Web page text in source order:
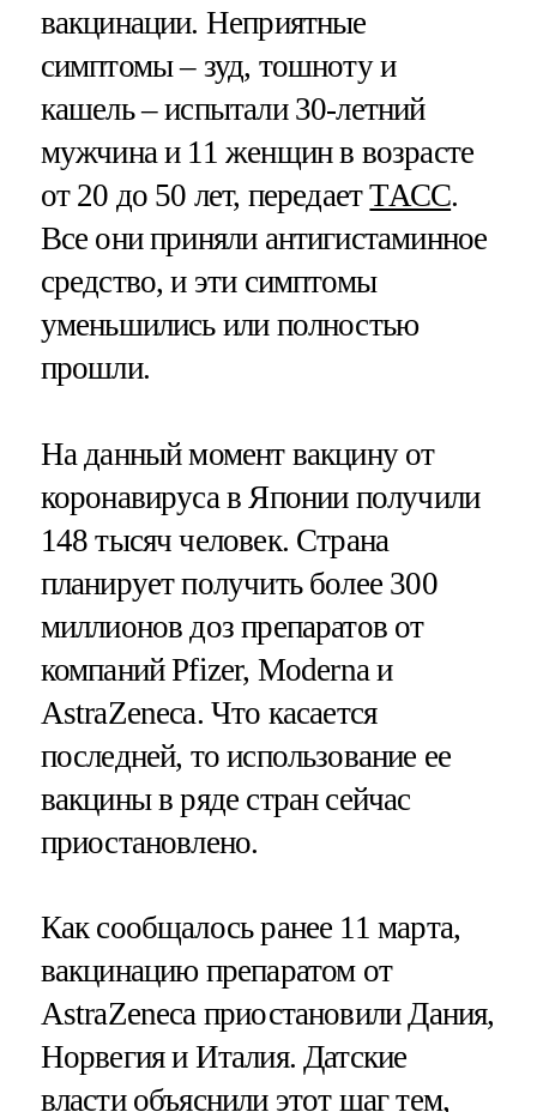
вакцинации. Неприятные
симптомы – зуд, тошноту и
кашель – испытали 30-летний
мужчина и 11 женщин в возрасте
от 20 до 50 лет, передаетТАСС.
Все они приняли антигистаминное
средство, и эти симптомы
уменьшились или полностью
прошли.
На данный момент вакцину от
коронавируса в Японии получили
148 тысяч человек. Страна
планирует получить более 300
миллионов доз препаратов от
компаний Pfizer, Moderna и
AstraZeneca. Что касается
последней, то использование ее
вакцины в ряде стран сейчас
приостановлено.
Как сообщалось ранее 11 марта,
вакцинацию препаратом от
AstraZeneca приостановили Дания,
Норвегия и Италия. Датские
власти объяснили этот шагтем,